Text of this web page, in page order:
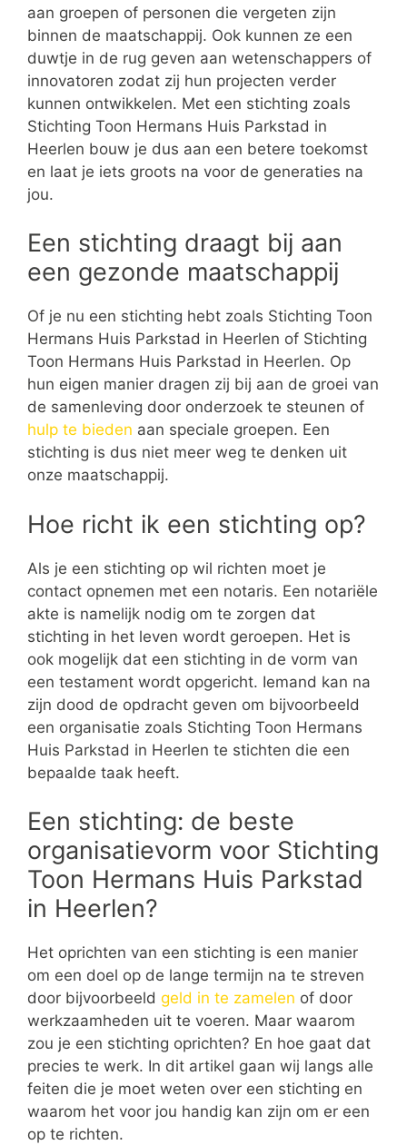
aan groepen of personen die vergeten zijn
binnen de maatschappij. Ook kunnen ze een
duwtje in de rug geven aan wetenschappers of
innovatoren zodat zij hun projecten verder
kunnen ontwikkelen. Met een stichting zoals
Stichting Toon Hermans Huis Parkstad in
Heerlen bouw je dus aan een betere toekomst
en laat je iets groots na voor de generaties na
jou.
Een stichting draagt bij aan
een gezonde maatschappij
Of je nu een stichting hebt zoals Stichting Toon
Hermans Huis Parkstad in Heerlen of Stichting
Toon Hermans Huis Parkstad in Heerlen. Op
hun eigen manier dragen zij bij aan de groei van
de samenleving door onderzoek te steunen of
hulp te bieden aan speciale groepen. Een
stichting is dus niet meer weg te denken uit
onze maatschappij.
Hoe richt ik een stichting op?
Als je een stichting op wil richten moet je
contact opnemen met een notaris. Een notariële
akte is namelijk nodig om te zorgen dat
stichting in het leven wordt geroepen. Het is
ook mogelijk dat een stichting in de vorm van
een testament wordt opgericht. Iemand kan na
zijn dood de opdracht geven om bijvoorbeeld
een organisatie zoals Stichting Toon Hermans
Huis Parkstad in Heerlen te stichten die een
bepaalde taak heeft.
Een stichting: de beste
organisatievorm voor Stichting
Toon Hermans Huis Parkstad
in Heerlen?
Het oprichten van een stichting is een manier
om een doel op de lange termijn na te streven
door bijvoorbeeld geld in te zamelen of door
werkzaamheden uit te voeren. Maar waarom
zou je een stichting oprichten? En hoe gaat dat
precies te werk. In dit artikel gaan wij langs alle
feiten die je moet weten over een stichting en
waarom het voor jou handig kan zijn om er een
op te richten.